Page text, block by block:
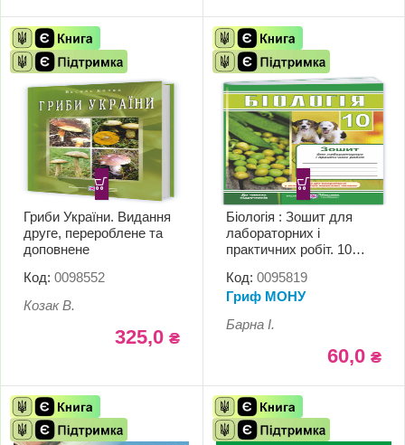
Гриби України. Видання
друге, перероблене та
доповнене
Код: 0098552
Козак В.
325,0 ₴
Біологія : Зошит для
лабораторних і
практичних робіт. 10
Код: 0095819
Гриф МОНУ
Барна І.
60,0 ₴